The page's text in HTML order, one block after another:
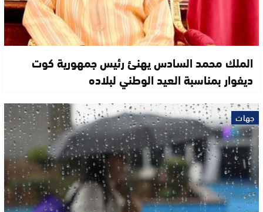
الملك محمد السادس يهنئ رئيس جمهورية كوت
ديفوار بمناسبة العيد الوطني لبلاده
جهات